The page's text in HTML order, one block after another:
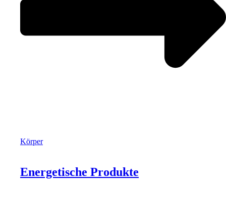
Körper
Energetische Produkte